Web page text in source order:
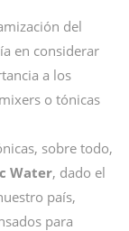
del
en considerar
a los
o tónicas
sobre todo,
Water, dado el
país,
para